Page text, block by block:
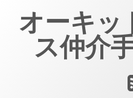
オーキッ
ス仲介